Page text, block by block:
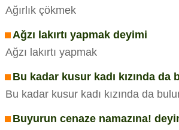
Ağırlık çökmek
Ağzı lakırtı yapmak deyimi
Ağzı lakırtı yapmak
Bu kadar kusur kadı kızında da
Bu kadar kusur kadı kızında da
Buyurun cenaze namazına!